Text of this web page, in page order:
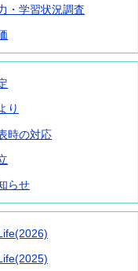
・学習状況調査
り
時の対応
らせ